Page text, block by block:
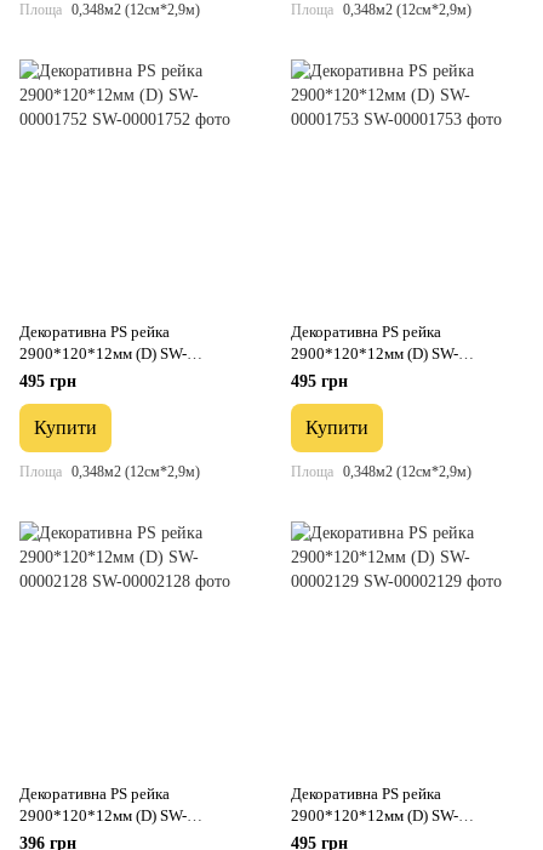
Площа 0,348м2 (12см*2,9м) Площа 0,348м2 (12см*2,9м)
Декоративна PS рейка
2900*120*12мм (D) SW-
00001752
495 грн
Купити
Площа 0,348м2 (12см*2,9м)
Декоративна PS рейка
2900*120*12мм (D) SW-
00001753
495 грн
Купити
Площа 0,348м2 (12см*2,9м)
Декоративна PS рейка
2900*120*12мм (D) SW-
00002128
396 грн
Декоративна PS рейка
2900*120*12мм (D) SW-
00002129
495 грн